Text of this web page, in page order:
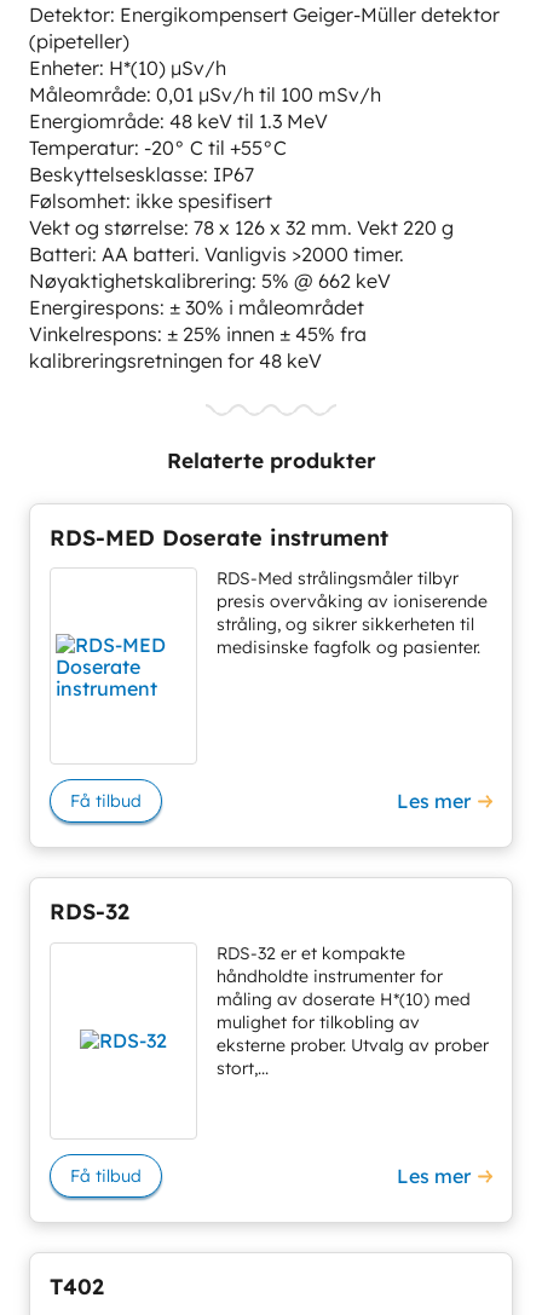
Detektor: Energikompensert Geiger-Müller detektor
(pipeteller)
Enheter: H*(10) µSv/h
Måleområde: 0,01 µSv/h til 100 mSv/h
Energiområde: 48 keV til 1.3 MeV
Temperatur: -20° C til +55°C
Beskyttelsesklasse: IP67
Følsomhet: ikke spesifisert
Vekt og størrelse: 78 x 126 x 32 mm. Vekt 220 g
Batteri: AA batteri. Vanligvis >2000 timer.
Nøyaktighetskalibrering: 5% @ 662 keV
Energirespons: ± 30% i måleområdet
Vinkelrespons: ± 25% innen ± 45% fra
kalibreringsretningen for 48 keV
Relaterte produkter
RDS-MED Doserate instrument
RDS-Med strålingsmåler tilbyr
presis overvåking av ioniserende
stråling, og sikrer sikkerheten til
medisinske fagfolk og pasienter.
Få tilbud Les mer
RDS-32
RDS-32 er et kompakte
håndholdte instrumenter for
måling av doserate H*(10) med
mulighet for tilkobling av
eksterne prober. Utvalg av prober
stort,...
Få tilbud Les mer
T402